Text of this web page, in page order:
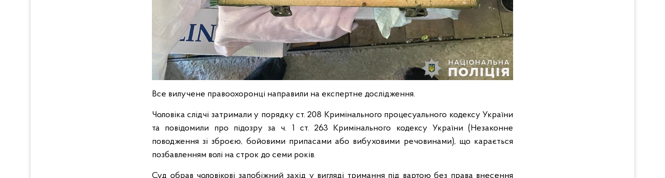
Все вилучене правоохоронці направили на експертне дослідження.
Чоловіка слідчі затримали у порядку ст. 208 Кримінального процесуального кодексу України
та повідомили про підозру за ч. 1 ст. 263 Кримінального кодексу України (Незаконне
поводження зі зброєю, бойовими припасами або вибуховими речовинами), що карається
позбавленням волі на строк до семи років.
Суд обрав чоловікові запобіжний захід у вигляді тримання під вартою без права внесення